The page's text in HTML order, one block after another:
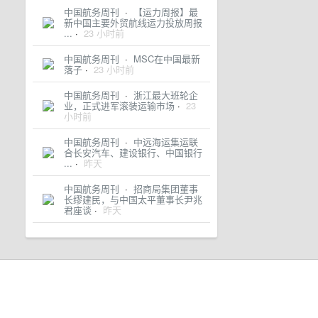
中国航务周刊 · 【运力周报】最
新中国主要外贸航线运力投放周报
... · 23 小时前
中国航务周刊 · MSC在中国最新
落子 · 23 小时前
中国航务周刊 · 浙江最大班轮企
业，正式进军滚装运输市场 · 23
小时前
中国航务周刊 · 中远海运集运联
合长安汽车、建设银行、中国银行
... · 昨天
中国航务周刊 · 招商局集团董事
长缪建民，与中国太平董事长尹兆
君座谈 · 昨天